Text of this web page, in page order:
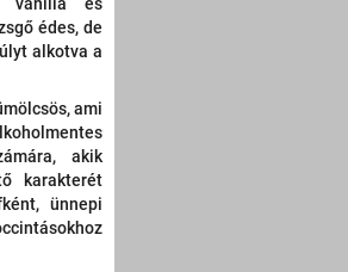
édes, de
alkotva a
ami
akik
karakterét
ünnepi